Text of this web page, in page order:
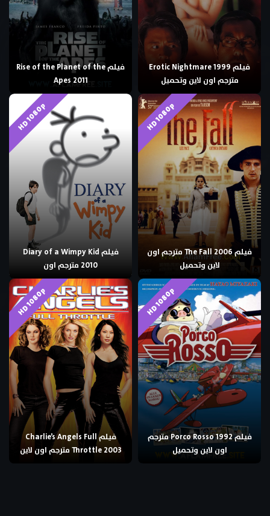
فيلم Erotic Nightmare 1999
مترجم اون لاين وتحميل
فيلم Rise of the Planet of the
Apes 2011
HD 1080p
فيلم The Fall 2006 مترجم اون
لاين وتحميل
HD 1080p
فيلم Diary of a Wimpy Kid
2010 مترجم اون
HD 1080p
فيلم Porco Rosso 1992 مترجم
اون لاين وتحميل
HD 1080p
فيلم Charlie’s Angels Full
Throttle 2003 مترجم اون لاين